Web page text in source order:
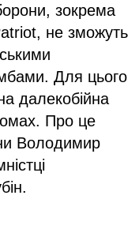
зокрема
не зможуть
Для цього
далекобійна
Про це
Володимир